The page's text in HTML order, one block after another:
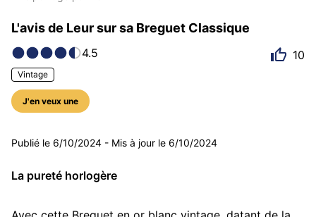
L'avis de Leur sur sa Breguet Classique
4.5
Vintage
J'en veux une
10
5 photos
Publié le 6/10/2024 - Mis à jour le 6/10/2024
La pureté horlogère